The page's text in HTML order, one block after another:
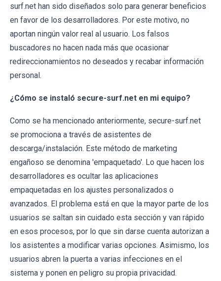
surf.net han sido diseñados solo para generar beneficios
en favor de los desarrolladores. Por este motivo, no
aportan ningún valor real al usuario. Los falsos
buscadores no hacen nada más que ocasionar
redireccionamientos no deseados y recabar información
personal.
¿Cómo se instaló secure-surf.net en mi equipo?
Como se ha mencionado anteriormente, secure-surf.net
se promociona a través de asistentes de
descarga/instalación. Este método de marketing
engañoso se denomina 'empaquetado'. Lo que hacen los
desarrolladores es ocultar las aplicaciones
empaquetadas en los ajustes personalizados o
avanzados. El problema está en que la mayor parte de los
usuarios se saltan sin cuidado esta sección y van rápido
en esos procesos, por lo que sin darse cuenta autorizan a
los asistentes a modificar varias opciones. Asimismo, los
usuarios abren la puerta a varias infecciones en el
sistema y ponen en peligro su propia privacidad.